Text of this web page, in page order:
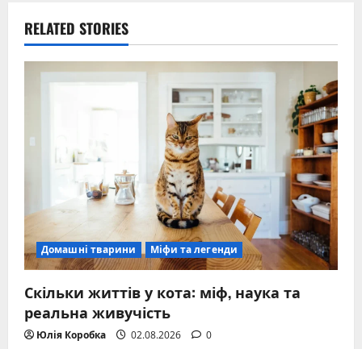
RELATED STORIES
Домашні тварини Міфи та легенди
Скільки життів у кота: міф, наука та
реальна живучість
Юлія Коробка 02.08.2026 0